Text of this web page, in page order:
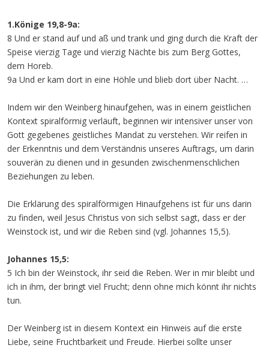
1.Könige 19,8-9a:
8 Und er stand auf und aß und trank und ging durch die Kraft der
Speise vierzig Tage und vierzig Nächte bis zum Berg Gottes,
dem Horeb.
9a Und er kam dort in eine Höhle und blieb dort über Nacht. …
Indem wir den Weinberg hinaufgehen, was in einem geistlichen
Kontext spiralförmig verläuft, beginnen wir intensiver unser von
Gott gegebenes geistliches Mandat zu verstehen. Wir reifen in
der Erkenntnis und dem Verständnis unseres Auftrags, um darin
souverän zu dienen und in gesunden zwischenmenschlichen
Beziehungen zu leben.
Die Erklärung des spiralförmigen Hinaufgehens ist für uns darin
zu finden, weil Jesus Christus von sich selbst sagt, dass er der
Weinstock ist, und wir die Reben sind (vgl. Johannes 15,5).
Johannes 15,5:
5 Ich bin der Weinstock, ihr seid die Reben. Wer in mir bleibt und
ich in ihm, der bringt viel Frucht; denn ohne mich könnt ihr nichts
tun.
Der Weinberg ist in diesem Kontext ein Hinweis auf die erste
Liebe, seine Fruchtbarkeit und Freude. Hierbei sollte unser